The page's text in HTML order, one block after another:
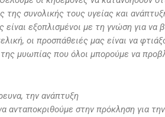
συνολικής τους υγείας και
εξοπλισμένοι με τη γνώση για να
οι προσπάθειές μας είναι να
μυωπίας που όλοι μπορούμε να
την ανάπτυξη
ανταποκριθούμε στην πρόκληση για